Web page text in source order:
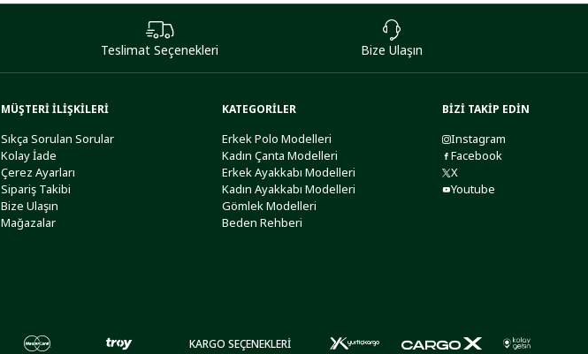
Teslimat Seçenekleri Bize Ulaşın
MÜŞTERİ İLİŞKİLERİ
Sıkça Sorulan Sorular
Kolay İade
Çerez Ayarları
Sipariş Takibi
Bize Ulaşın
Mağazalar
KATEGORİLER
Erkek Polo Modelleri
Kadın Çanta Modelleri
Erkek Ayakkabı Modelleri
Kadın Ayakkabı Modelleri
Gömlek Modelleri
Beden Rehberi
BİZİ TAKİP EDİN
Instagram
Facebook
X
Youtube
KARGO SEÇENEKLERİ